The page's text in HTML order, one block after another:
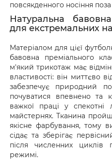
повсякденного носіння
Натуральна
для екстремальних
Матеріалом для цієї
бавовна преміального
м'який трикотаж має
властивості: він миттєво
забезпечує природний
почуватися впевнено та
важкої праці у спекотні
майстернях. Тканина
якісне фарбування, тому
сідає та зберігає
після численних циклів
режимі.